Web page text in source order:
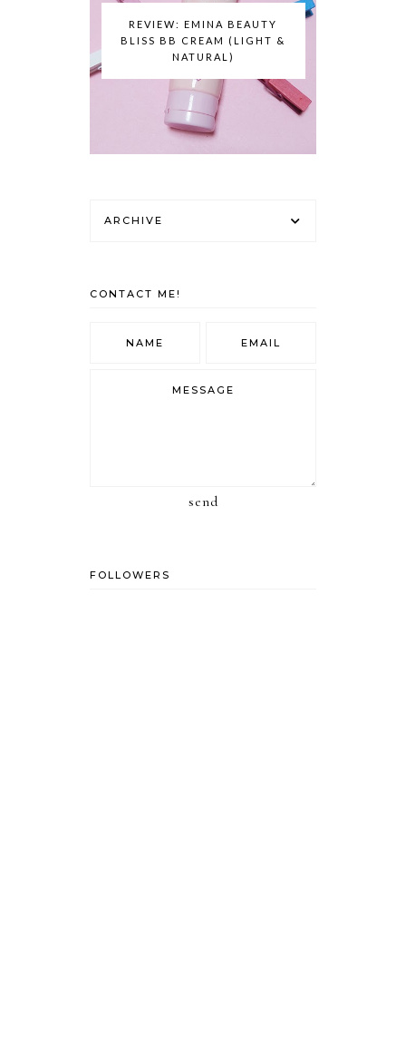
REVIEW: EMINA BEAUTY
BLISS BB CREAM (LIGHT &
NATURAL)
ARCHIVE
CONTACT ME!
send
FOLLOWERS